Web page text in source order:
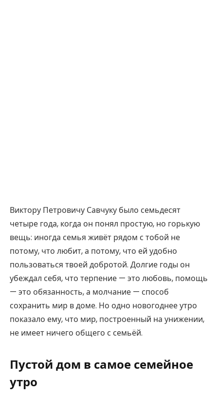
Виктору Петровичу Савчуку было семьдесят
четыре года, когда он понял простую, но горькую
вещь: иногда семья живёт рядом с тобой не
потому, что любит, а потому, что ей удобно
пользоваться твоей добротой. Долгие годы он
убеждал себя, что терпение — это любовь, помощь
— это обязанность, а молчание — способ
сохранить мир в доме. Но одно новогоднее утро
показало ему, что мир, построенный на унижении,
не имеет ничего общего с семьёй.
Пустой дом в самое семейное
утро